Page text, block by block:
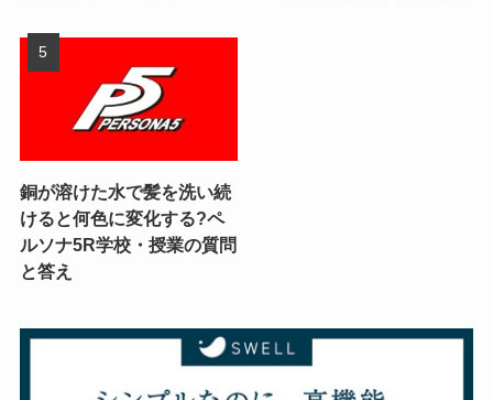
銅が溶けた水で髪を洗い続
けると何色に変化する?ペ
ルソナ5R学校・授業の質問
と答え